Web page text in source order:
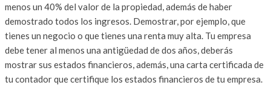
menos un 40% del valor de la propiedad, además de haber
demostrado todos los ingresos. Demostrar, por ejemplo, que
tienes un negocio o que tienes una renta muy alta. Tu empresa
debe tener al menos una antigüedad de dos años, deberás
mostrar sus estados financieros, además, una carta certificada de
tu contador que certifique los estados financieros de tu empresa.